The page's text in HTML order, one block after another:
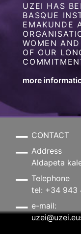
UZEI HAS
BASQUE
EMAKUNDE
WOMEN
OF OUR
more
CONTACT
Address
Aldapeta
Telephone
tel: +34 943
e-mail: